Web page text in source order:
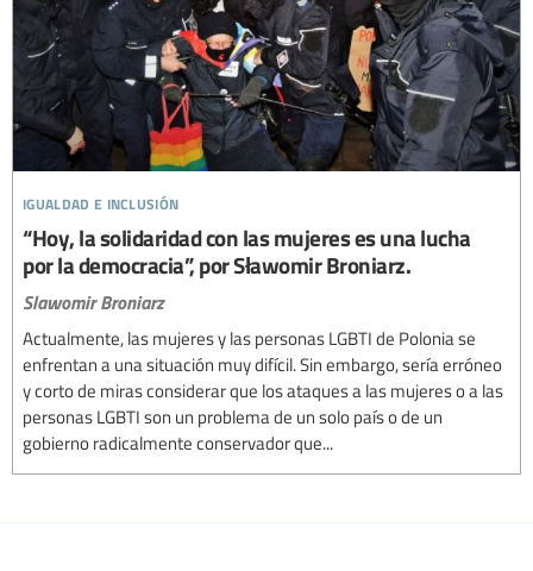
igualdad e inclusión
“Hoy, la solidaridad con las mujeres es una lucha
por la democracia”, por Sławomir Broniarz.
Slawomir Broniarz
Actualmente, las mujeres y las personas LGBTI de Polonia se
enfrentan a una situación muy difícil. Sin embargo, sería erróneo
y corto de miras considerar que los ataques a las mujeres o a las
personas LGBTI son un problema de un solo país o de un
gobierno radicalmente conservador que...